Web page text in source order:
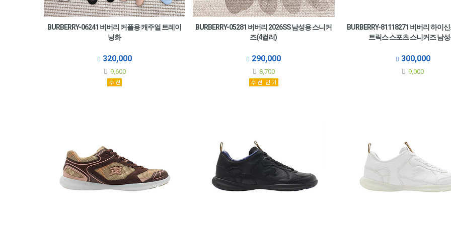
BURBERRY-06241 버버리 커플용 캐주얼 트레이
닝화
320,000
9,600
BURBERRY-05281 버버리 2026SS 남성용 스니커
즈(4컬러)
290,000
8,700
BURBERRY-81118271 버버리 하이
트릭스 스포츠 스니커즈 남
300,000
9,000